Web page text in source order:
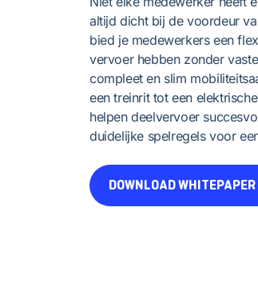
altijd dicht bij de voordeur
bied je medewerkers een
vervoer hebben zonder
compleet en slim
een treinrit tot een
helpen deelvervoer
duidelijke spelregels voor
DOWNLOAD WHITEPAPER